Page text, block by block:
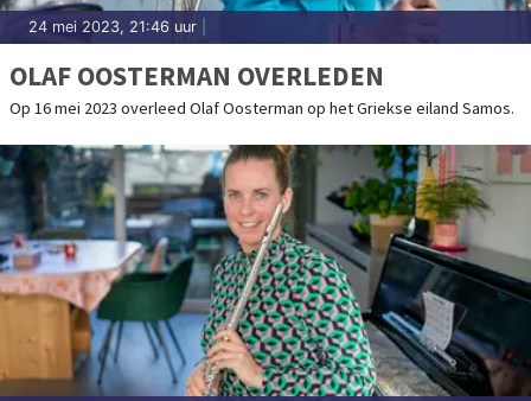
24 mei 2023, 21:46 uur
OLAF OOSTERMAN OVERLEDEN
Op 16 mei 2023 overleed Olaf Oosterman op het Griekse eiland Samos.